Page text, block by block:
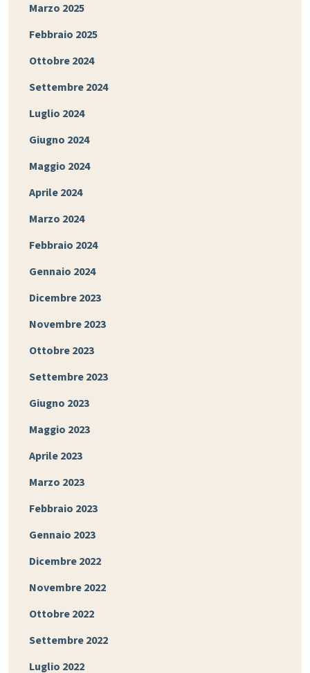
Marzo 2025
Febbraio 2025
Ottobre 2024
Settembre 2024
Luglio 2024
Giugno 2024
Maggio 2024
Aprile 2024
Marzo 2024
Febbraio 2024
Gennaio 2024
Dicembre 2023
Novembre 2023
Ottobre 2023
Settembre 2023
Giugno 2023
Maggio 2023
Aprile 2023
Marzo 2023
Febbraio 2023
Gennaio 2023
Dicembre 2022
Novembre 2022
Ottobre 2022
Settembre 2022
Luglio 2022